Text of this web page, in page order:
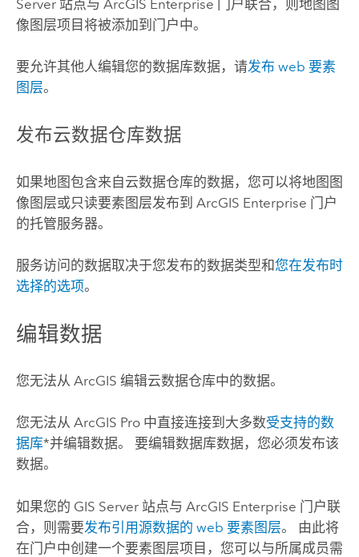
Server站点与 ArcGIS Enterprise 门户联合，则地图图
像图层项目将被添加到门户中。
要允许其他人编辑您的数据库数据，请发布 web 要素
图层。
发布云数据仓库数据
如果地图包含来自云数据仓库的数据，您可以将地图图
像图层或只读要素图层发布到 ArcGIS Enterprise 门户
的托管服务器。
服务访问的数据取决于您发布的数据类型和您在发布时
选择的选项。
编辑数据
您无法从 ArcGIS 编辑云数据仓库中的数据。
您无法从 ArcGIS Pro中直接连接到大多数受支持的数
据库*并编辑数据。 要编辑数据库数据，您必须发布该
数据。
如果您的 GIS Server站点与 ArcGIS Enterprise 门户联
合，则需要发布引用源数据的 web 要素图层。 由此将
在门户中创建一个要素图层项目，您可以与所属成员需